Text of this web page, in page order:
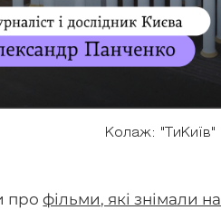
Колаж: "ТиКиїв"
профільми, які знімали